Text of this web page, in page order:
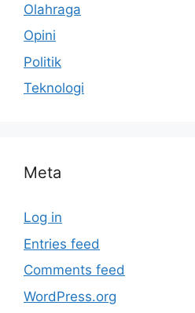
Olahraga
Opini
Politik
Teknologi
Meta
Log in
Entries feed
Comments feed
WordPress.org